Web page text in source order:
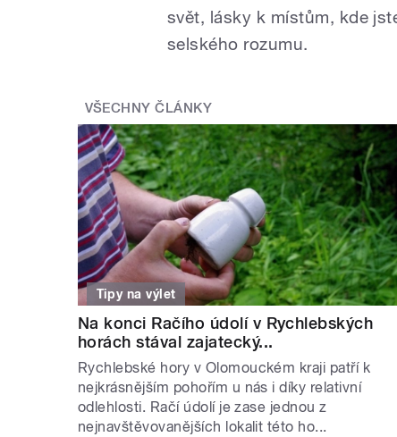
svět, lásky k místům, kde
selského rozumu.
VŠECHNY ČLÁNKY
Tipy na výlet
Na konci Račího údolí v Rychlebských
horách stával zajatecký...
Rychlebské hory v Olomouckém kraji patří k
nejkrásnějším pohořím u nás i díky relativní
odlehlosti. Račí údolí je zase jednou z
nejnavštěvovanějších lokalit této ho...